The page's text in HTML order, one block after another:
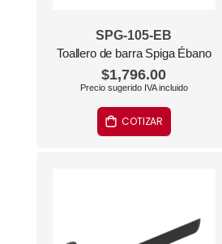
SPG-105-EB
Toallero de barra Spiga Ébano
$1,796.00
COTIZAR